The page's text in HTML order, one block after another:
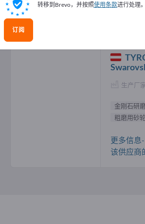
金刚石研磨膏 供應商 (1)
生产厂
金刚石研
粗磨用砂轮
更多信息-
该供应商
转移到Brevo，并按照使用条款进行处理。
订阅